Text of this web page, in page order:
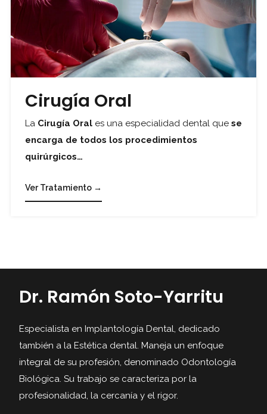
Cirugía Oral
La Cirugía Oral es una especialidad dental que se
encarga de todos los procedimientos
quirúrgicos…
Ver Tratamiento →
Dr. Ramón Soto-Yarritu
Especialista en Implantología Dental, dedicado
también a la Estética dental. Maneja un enfoque
integral de su profesión, denominado Odontología
Biológica. Su trabajo se caracteriza por la
profesionalidad, la cercanía y el rigor.